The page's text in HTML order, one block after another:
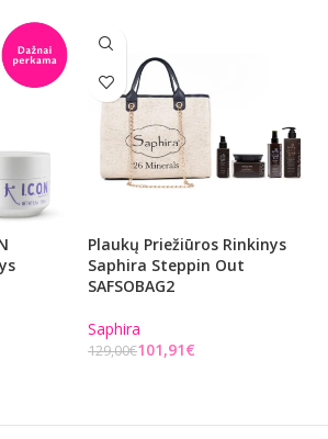
Plaukų Priežiūros Rinkinys
Saphira Steppin Out
SAFSOBAG2
Saphira
129,00€101,91€